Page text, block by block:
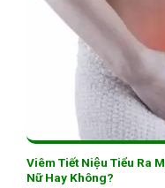
Viêm Tiết Niệu Tiểu Ra
Nữ Hay Không?